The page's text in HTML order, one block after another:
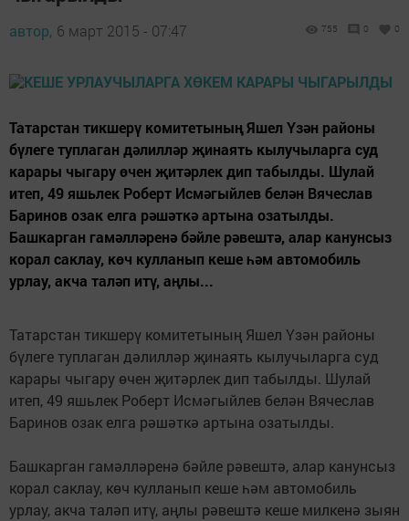
автор, 6 март 2015 - 07:47 755 0 0
Татарстан тикшерү комитетының Яшел Үзән районы
бүлеге туплаган дәлилләр җинаять кылучыларга суд
карары чыгару өчен җитәрлек дип табылды. Шулай
итеп, 49 яшьлек Роберт Исмәгыйлев белән Вячеслав
Баринов озак елга рәшәткә артына озатылды.
Башкарган гамәлләренә бәйле рәвештә, алар канунсыз
корал саклау, көч кулланып кеше һәм автомобиль
урлау, акча таләп итү, аңлы...
Татарстан тикшерү комитетының Яшел Үзән районы
бүлеге туплаган дәлилләр җинаять кылучыларга суд
карары чыгару өчен җитәрлек дип табылды. Шулай
итеп, 49 яшьлек Роберт Исмәгыйлев белән Вячеслав
Баринов озак елга рәшәткә артына озатылды.
Башкарган гамәлләренә бәйле рәвештә, алар канунсыз
корал саклау, көч кулланып кеше һәм автомобиль
урлау, акча таләп итү, аңлы рәвештә кеше милкенә зыян